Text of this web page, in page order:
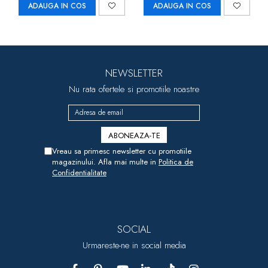
ADAUGA IN COS ADAUGA IN COS
NEWSLETTER
Nu rata ofertele si promotiile noastre
Vreau sa primesc newsletter cu promotiile
magazinului. Afla mai multe in Politica de
Confidentialitate
SOCIAL
Urmareste-ne in social media